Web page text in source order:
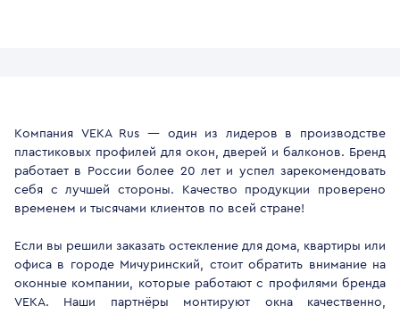
Компания VEKA Rus — один из лидеров в производстве
пластиковых профилей для окон, дверей и балконов. Бренд
работает в России более 20 лет и успел зарекомендовать
себя с лучшей стороны. Качество продукции проверено
временем и тысячами клиентов по всей стране!
Если вы решили заказать остекление для дома, квартиры или
офиса в городе Мичуринский, стоит обратить внимание на
оконные компании, которые работают с профилями бренда
VEKA. Наши партнёры монтируют окна качественно,